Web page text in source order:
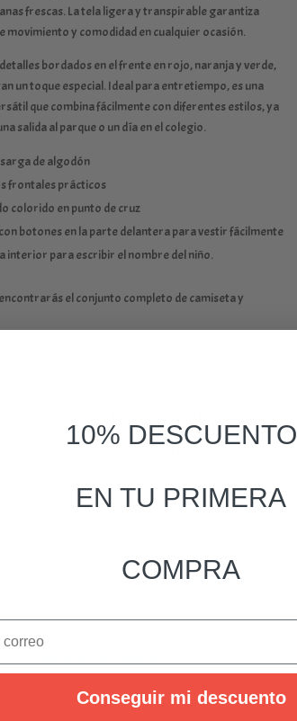
frescas. La tela ligera y transpirable garantiza
movimiento y comodidad en cualquier ocasión.
bordados en el frente en rojo, naranja y verde,
un toque especial. Ideal para entretiempo, es una
que combina fácilmente con diferentes estilos, ya
salida al parque o un día en el colegio.
de algodón
frontales prácticos
colorido en punto de cruz
botones en la parte delantera para vestir fácilmente
interior para escribir el nombre del niño.
encontrarás el conjunto completo de camiseta y
118cm)
6-7 Años(118-121)
Añadir al carrito
10% DESCUENTO
EN TU PRIMERA
COMPRA
Conseguir mi descuento